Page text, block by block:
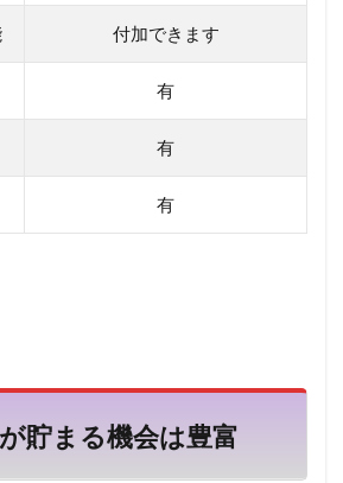
付加できます
有
有
有
貯まる機会は豊富